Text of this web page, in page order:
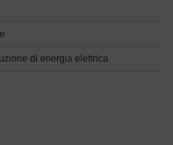
di energia elettrica